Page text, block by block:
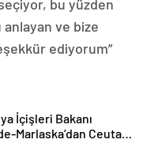
bu yüzden
ve bize
ediyorum”
İçişleri Bakanı
Marlaska’dan Ceuta